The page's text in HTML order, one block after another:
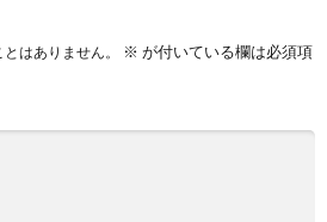
はありません。 ※ が付いている欄は必須項